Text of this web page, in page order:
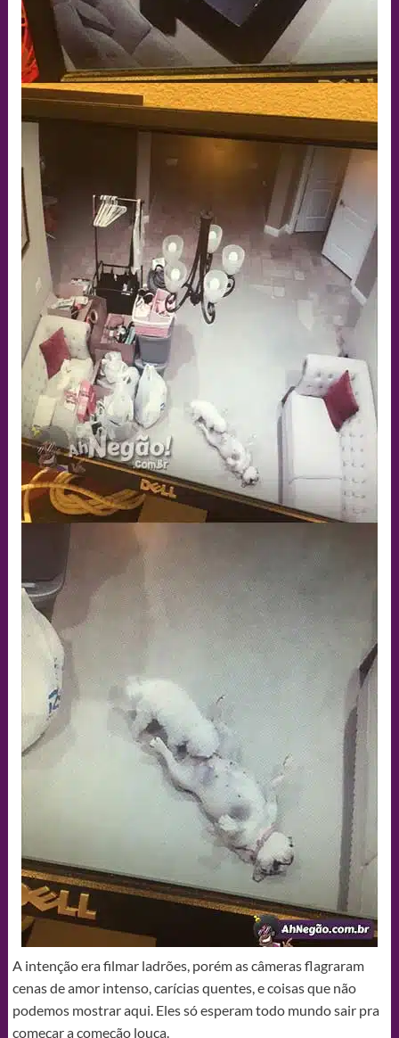
A intenção era filmar ladrões, porém as câmeras flagraram
cenas de amor intenso, carícias quentes, e coisas que não
podemos mostrar aqui. Eles só esperam todo mundo sair pra
começar a começão louca.